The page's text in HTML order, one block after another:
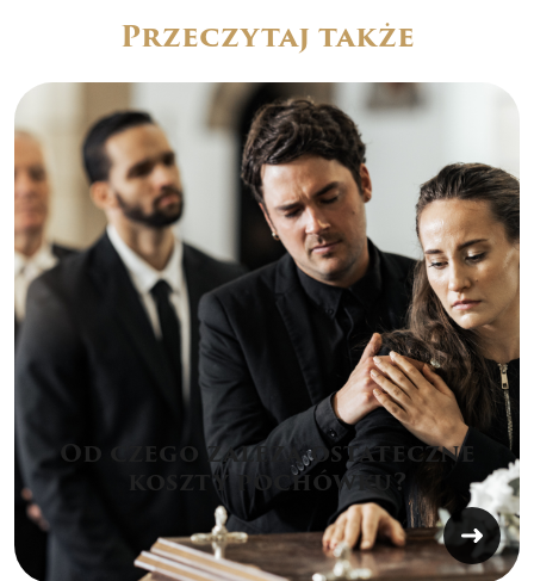
Przeczytaj także
Od czego zależą ostateczne
koszty pochówku?